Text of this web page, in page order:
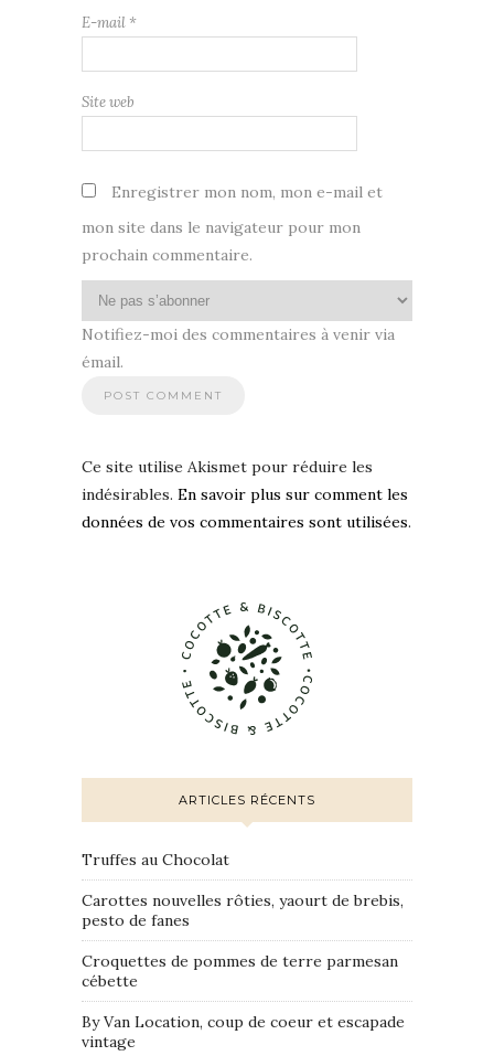
E-mail *
Site web
Enregistrer mon nom, mon e-mail et
mon site dans le navigateur pour mon
prochain commentaire.
Notifiez-moi des commentaires à venir via
émail.
Ce site utilise Akismet pour réduire les
indésirables. En savoir plus sur comment les
données de vos commentaires sont utilisées.
ARTICLES RÉCENTS
Truffes au Chocolat
Carottes nouvelles rôties, yaourt de brebis,
pesto de fanes
Croquettes de pommes de terre parmesan
cébette
By Van Location, coup de coeur et escapade
vintage